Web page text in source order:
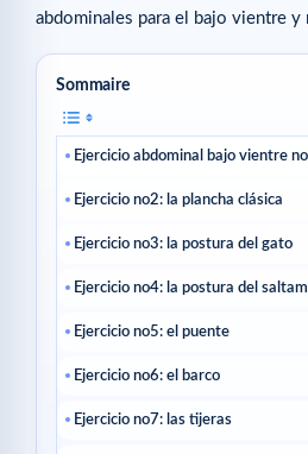
abdominales para el bajo vientre y
Sommaire
Ejercicio abdominal bajo vientre
Ejercicio no2: la plancha clásica
Ejercicio no3: la postura del gato
Ejercicio no4: la postura del
Ejercicio no5: el puente
Ejercicio no6: el barco
Ejercicio no7: las tijeras